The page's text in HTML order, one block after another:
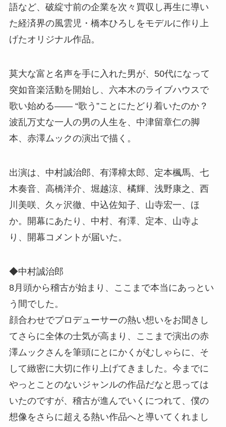
語など、破綻寸前の企業を次々買収し再生に導い
た経済界の風雲児・橋本ひろしをモデルに作り上
げたオリジナル作品。
莫大な富と名声を手に入れた男が、50代になって
突如音楽活動を開始し、六本木のライブハウスで
歌い始める―― “歌う”ことにたどり着いたのか？
波乱万丈な一人の男の人生を、中津留章仁の脚
本、赤澤ムックの演出で描く。
出演は、中村誠治郎、有澤樟太郎、定本楓馬、七
木奏音、高橋洋介、堀越涼、橘輝、浅野康之、西
川美咲、久ヶ沢徹、中込佐知子、山寺宏一、ほ
か。開幕にあたり、中村、有澤、定本、山寺よ
り、開幕コメントが届いた。
◆中村誠治郎
8月頭から稽古が始まり、ここまで本当にあっとい
う間でした。
顔合わせでプロデューサーの熱い想いをお聞きし
てさらに全体の士気が高まり、ここまで演出の赤
澤ムックさんを筆頭にとにかくがむしゃらに、そ
して緻密に大切に作り上げてきました。今までに
やっとことのないジャンルの作品だなと思っては
いたのですが、稽古が進んでいくにつれて、僕の
想像をさらに超える熱い作品へと導いてくれまし